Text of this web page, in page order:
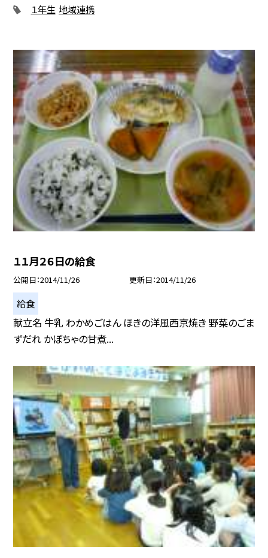
１年生 地域連携
１１月２６日の給食
公開日 2014/11/26 更新日 2014/11/26
給食
献立名 牛乳 わかめごはん ほきの洋風西京焼き 野菜のごま
ずだれ かぼちゃの甘煮...